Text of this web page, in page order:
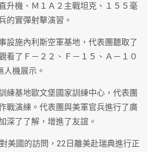
升機、Ｍ１Ａ２主戰坦克、１５５毫
的實彈射擊演習。
設施內利斯空軍基地，代表團聽取了
看了Ｆ－２２、Ｆ－１５、Ａ－１０
人機展示。
練基地歐文堡國家訓練中心，代表團
戰演練。代表團與美軍官兵進行了廣
深了了解，增進了友誼。
美國的訪問，22日離美赴瑞典進行正